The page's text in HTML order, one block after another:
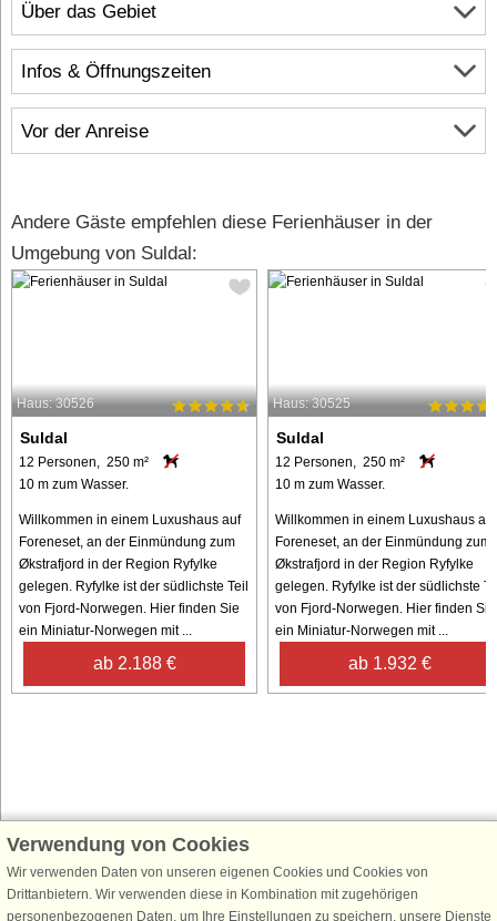
Über das Gebiet
Infos & Öffnungszeiten
Vor der Anreise
Andere Gäste empfehlen diese Ferienhäuser in der
Umgebung von Suldal:
Haus: 30526
Suldal
12 Personen, 250 m²
10 m zum Wasser.
Willkommen in einem Luxushaus auf
Foreneset, an der Einmündung zum
Økstrafjord in der Region Ryfylke
gelegen. Ryfylke ist der südlichste Teil
von Fjord-Norwegen. Hier finden Sie
ein Miniatur-Norwegen mit ...
ab 2.188 €
Haus: 30525
Suldal
12 Personen, 250 m²
10 m zum Wasser.
Willkommen in einem Luxushaus auf
Foreneset, an der Einmündung zum
Økstrafjord in der Region Ryfylke
gelegen. Ryfylke ist der südlichste
von Fjord-Norwegen. Hier finden Sie
ein Miniatur-Norwegen mit ...
ab 1.932 €
Schließen Sie sich 100.000 Ferienhaus-Fans an
Erhalten Sie einenWillkommensgutschein von 25 € für Ihren nächsten
Ferienhausurlaub - melden Sie sich einfach für den DanCenter Newsletter
Verwendung von Cookies
Wir verwenden Daten von unseren eigenen Cookies und Cookies von
Drittanbietern. Wir verwenden diese in Kombination mit zugehörigen
personenbezogenen Daten, um Ihre Einstellungen zu speichern, unsere Dienste